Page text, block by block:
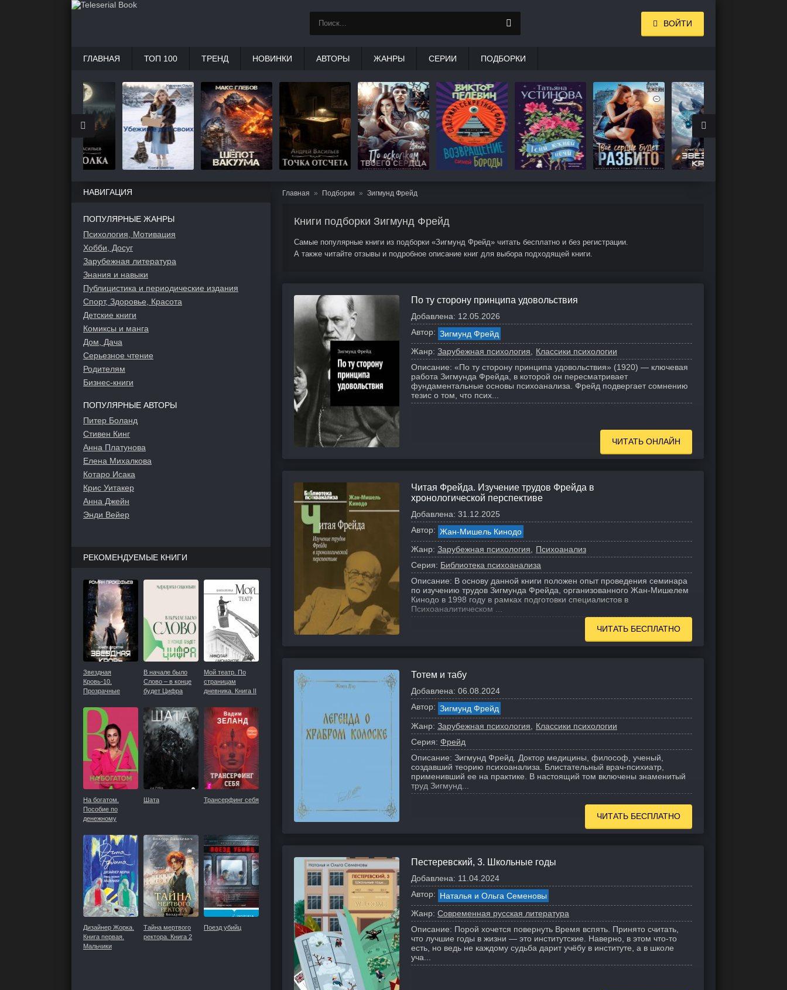
Главная Подборки Зигмунд Фрейд
Книги подборки Зигмунд Фрейд
Самые популярные книги из подборки «Зигмунд Фрейд» читать бесплатно и без регистрации.
А также читайте отзывы и подробное описание книг для выбора подходящей книги.
По ту сторону принципа удовольствия
Добавлена: 12.05.2026
Автор: Зигмунд Фрейд
Жанр: Зарубежная психология
Классики психологии
Описание: «По ту сторону принципа удовольствия» (1920) — ключевая
работа Зигмунда Фрейда, в которой он пересматривает
фундаментальные основы психоанализа. Фрейд подвергает сомнению
тезис о том, что псих...
ЧИТАТЬ ОНЛАЙН
Читая Фрейда. Изучение трудов Фрейда в
хронологической перспективе
Добавлена: 31.12.2025
Автор: Жан-Мишель Кинодо
Жанр: Зарубежная психология
Психоанализ
Серия: Библиотека психоанализа
Описание: В основу данной книги положен опыт проведения семинара
по изучению трудов Зигмунда Фрейда, организованного Жан-Мишелем
Кинодо в 1998 году в рамках подготовки специалистов в
Психоаналитическом ...
ЧИТАТЬ БЕСПЛАТНО
Тотем и табу
Добавлена: 06.08.2024
Автор: Зигмунд Фрейд
Жанр: Зарубежная психология
Классики психологии
Серия: Фрейд
Описание: Зигмунд Фрейд. Доктор медицины, философ, ученый,
создавший теорию психоанализа. Блистательный врач-психиатр,
применивший ее на практике. В настоящий том включены знаменитый
труд Зигмунд...
ЧИТАТЬ БЕСПЛАТНО
Пестеревский, 3. Школьные годы
Добавлена: 11.04.2024
Автор: Наталья и Ольга Семеновы
Жанр: Современная русская литература
Описание: Порой хочется повернуть Время вспять. Принято считать,
что лучшие годы в жизни — это институтские. Наверно, в этом что-то
есть, но ведь не каждому судьба дарит учёбу в институте, а в школе
уча...
НАВИГАЦИЯ
ПОПУЛЯРНЫЕ ЖАНРЫ
Психология, Мотивация
Хобби, Досуг
Зарубежная литература
Знания и навыки
Публицистика и периодические издания
Спорт, Здоровье, Красота
Детские книги
Комиксы и манга
Дом, Дача
Серьезное чтение
Родителям
Бизнес-книги
ПОПУЛЯРНЫЕ АВТОРЫ
Питер Боланд
Стивен Кинг
Анна Платунова
Елена Михалкова
Котаро Исака
Крис Уитакер
Анна Джейн
Энди Вейер
РЕКОМЕНДУЕМЫЕ КНИГИ
Звездная
Кровь-10.
Прозрачные
В начале было
Слово – в конце
будет Цифра
Мой театр. По
страницам
дневника. Книга II
На богатом.
Пособие по
денежному
Шата Трансерфинг себя
Дизайнер Жорка.
Книга первая.
Мальчики
Тайна мертвого
ректора. Книга 2
Поезд убийц
ВОЙТИ
ГЛАВНАЯ ТОП 100 ТРЕНД НОВИНКИ АВТОРЫ ЖАНРЫ СЕРИИ ПОДБОРКИ